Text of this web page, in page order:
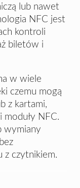
lub nawet
NFC jest
kontroli
biletów i
w wiele
czemu mogą
z kartami,
moduły NFC.
wymiany
z czytnikiem.